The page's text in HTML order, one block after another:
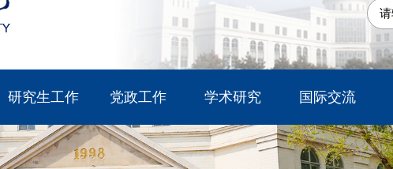
研究生工作 党政工作 学术研究 国际交流